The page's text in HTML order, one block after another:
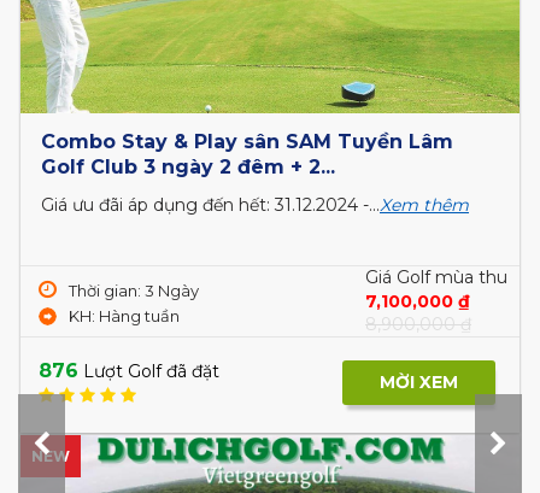
Combo Stay & Play sân SAM Tuyền Lâm
Golf Club 3 ngày 2 đêm + 2...
Giá ưu đãi áp dụng đến hết: 31.12.2024 -...Xem thêm
Thời gian: 3 Ngày
KH: Hàng tuần
Giá Golf mùa thu
7,100,000 ₫
8,900,000 ₫
876 Lượt Golf đã đặt MỜI XEM
NEW